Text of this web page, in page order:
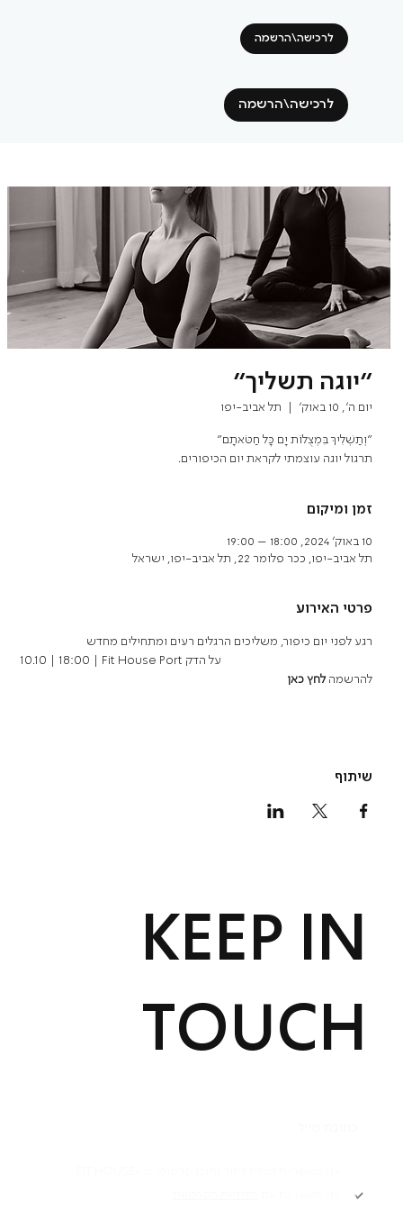
לרכישה\הרשמה
לרכישה\הרשמה
"יוגה תשליך"
יום ה׳, 10 באוק׳ תל אביב-יפו
תרגול יוגה עוצמתי לקראת יום הכיפורים.
זמן ומיקום
10 באוק׳ 2024, 18:00 – 19:00
תל אביב-יפו, ככר פלומר 22, תל אביב-יפו, ישראל
פרטי האירוע
רגע לפני יום כיפור, משליכים הרגלים רעים ומתחילים מחדש
10.10 | 18:00 | Fit House Port על הדק
להרשמה לחץ כאן
שיתוף
KEEP IN
TOUCH
Academy תקנון